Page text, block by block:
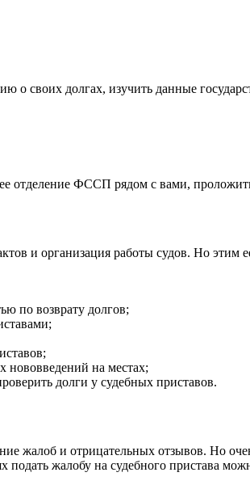
о своих долгах, изучить данные
ФССП рядом с вами,
и организация работы судов. Но
по возврату долгов;
нововведений на местах;
долги у судебных приставов.
жалоб и отрицательных отзывов. Но
жалобу на судебного пристава